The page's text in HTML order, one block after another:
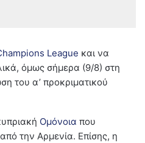
League και να
όμως σήμερα (9/8) στη
του α’ προκριματικού
Ομόνοια που
την Αρμενία. Επίσης, η